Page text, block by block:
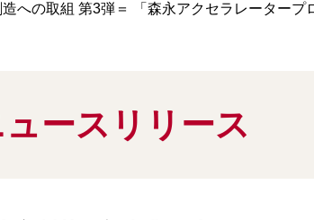
への取組 第3弾＝ 「森永アクセラレーター
ュースリリース